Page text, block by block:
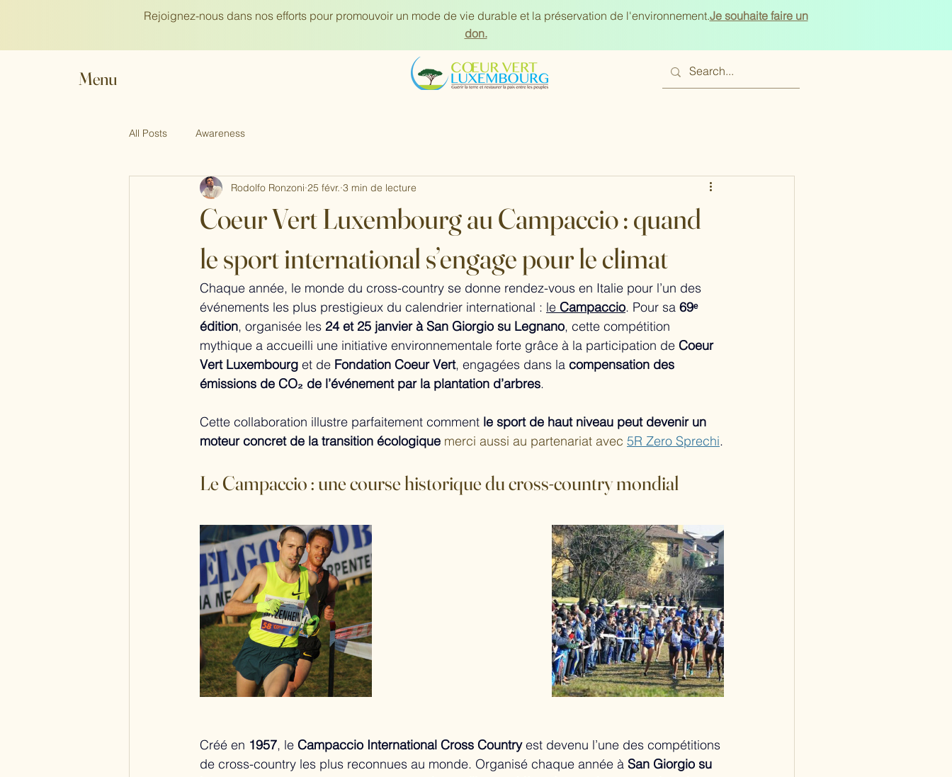
Rejoignez-nous dans nos efforts pour promouvoir un mode de vie durable et la préservation de l'environnement.Je souhaite faire un
don.
Menu
All Posts Awareness
Coeur Vert Luxembourg au Campaccio : quand
le sport international s’engage pour le climat
Rodolfo Ronzoni 25 févr. 3 min de lecture
Chaque année, le monde du cross-country se donne rendez-vous en Italie pour l’un des
événements les plus prestigieux du calendrier international : le Campaccio. Pour sa 69ᵉ
édition, organisée les 24 et 25 janvier à San Giorgio su Legnano, cette compétition
mythique a accueilli une initiative environnementale forte grâce à la participation de Coeur
Vert Luxembourg et de Fondation Coeur Vert, engagées dans la compensation des
émissions de CO₂ de l’événement par la plantation d’arbres.
Cette collaboration illustre parfaitement comment le sport de haut niveau peut devenir un
moteur concret de la transition écologique merci aussi au partenariat avec 5R Zero Sprechi.
Le Campaccio : une course historique du cross-country mondial
Créé en 1957, le Campaccio International Cross Country est devenu l’une des compétitions
de cross-country les plus reconnues au monde. Organisé chaque année à San Giorgio su